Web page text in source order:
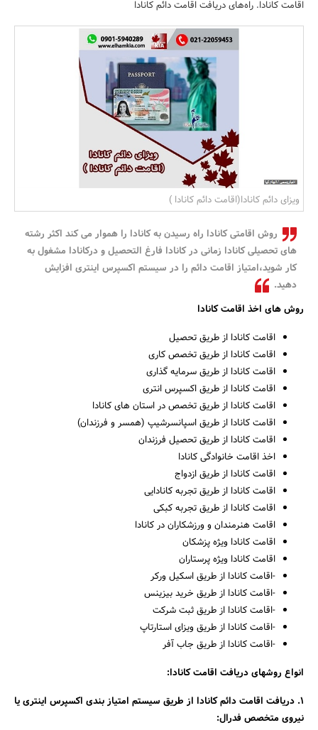
مسکن و ساختمان
اقامت کانادا. راه‌های دریافت اقامت دائم کانادا
ویزای دائم کانادا(اقامت دائم کانادا )
روش اقامتی کانادا راه رسیدن به کانادا را هموار می کند اکثر رشته
های تحصیلی کانادا زمانی در کانادا فارغ التحصیل و درکانادا مشغول به
کار شوید،امتیاز اقامت دائم را در سیستم اکسپرس اینتری افزایش
دهید.
روش های اخذ اقامت کانادا
اقامت کانادا از طریق تحصیل
اقامت کانادا از طریق تخصص کاری
اقامت کانادا از طریق سرمایه گذاری
اقامت کانادا از طریق اکسپرس انتری
اقامت کانادا از طریق تخصص در استان های کانادا
اقامت کانادا از طریق اسپانسرشیپ (همسر و فرزندان)
اقامت کانادا از طریق تحصیل فرزندان
اخذ اقامت خانوادگی کانادا
اقامت کانادا از طریق ازدواج
اقامت کانادا از طریق تجربه کانادایی
اقامت کانادا از طریق تجربه کبکی
اقامت هنرمندان و ورزشکاران در کانادا
اقامت کانادا ویژه پزشکان
اقامت کانادا ویژه پرستاران
-اقامت کانادا از طریق اسکیل ورکر
-اقامت کانادا از طریق خرید بیزینس
-اقامت کانادا از طریق ثبت شرکت
-اقامت کانادا از طریق ویزای استارتاپ
-اقامت کانادا از طریق جاب آفر
انواع روشهای دریافت اقامت کانادا:
1. دریافت اقامت دائم کانادا از طریق سیستم امتیاز بندی اکسپرس اینتری یا
نیروی متخصص فدرال: